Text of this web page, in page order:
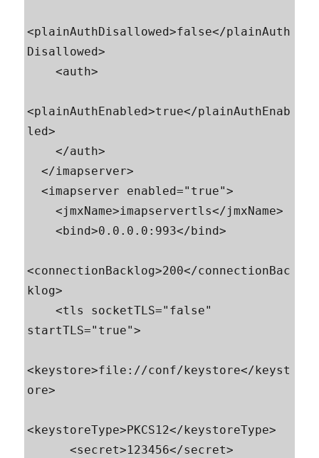
<plainAuthDisallowed>false</plainAuth
Disallowed>
    <auth>
<plainAuthEnabled>true</plainAuthEnab
led>
    </auth>
  </imapserver>
  <imapserver enabled="true">
    <jmxName>imapservertls</jmxName>
    <bind>0.0.0.0:993</bind>
<connectionBacklog>200</connectionBac
klog>
    <tls socketTLS="false"
startTLS="true">
<keystore>file://conf/keystore</keyst
ore>
<keystoreType>PKCS12</keystoreType>
      <secret>123456</secret>